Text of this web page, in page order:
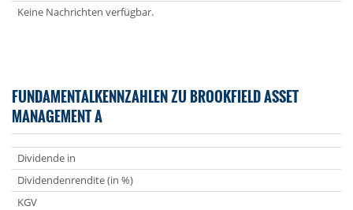
Keine Nachrichten verfügbar.
FUNDAMENTALKENNZAHLEN ZU BROOKFIELD ASSET
MANAGEMENT A
Dividende in
Dividendenrendite (in %)
KGV